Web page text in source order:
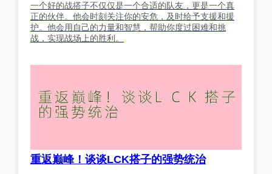
一个好的战搭子不仅仅是一个合适的队友，更是一个真
正的伙伴。他会时刻关注你的安危，及时给予支援和援
护。他会用自己的力量和智慧，帮助你度过困难和挑
战，实现战场上的胜利。
重返巅峰！谈谈LCK搭子的强势统治